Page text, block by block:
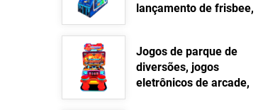
lançamento de frisbee,
Leia mais >>
Jogos de parque de
diversões, jogos
eletrônicos de arcade,